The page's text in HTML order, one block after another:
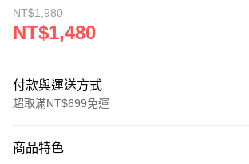
NT$1,980
NT$1,480
付款與運送方式
超取滿NT$699免運
信用卡一次付款
商品特色